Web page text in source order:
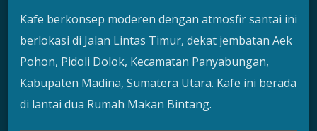
Kafe berkonsep moderen dengan atmosfir santai ini
berlokasi di Jalan Lintas Timur, dekat jembatan Aek
Pohon, Pidoli Dolok, Kecamatan Panyabungan,
Kabupaten Madina, Sumatera Utara. Kafe ini berada
di lantai dua Rumah Makan Bintang.